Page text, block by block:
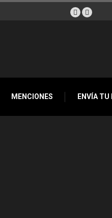
MENCIONES ENVÍA TU